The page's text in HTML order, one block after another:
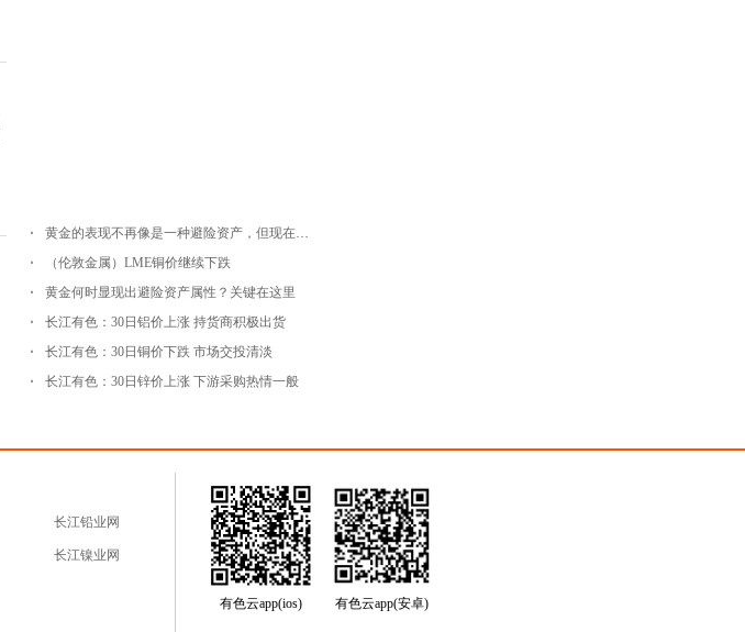
黄金的表现不再像是一种避险资产，但现在就是买入它的良机！
（伦敦金属）LME铜价继续下跌
黄金何时显现出避险资产属性？关键在这里
长江有色：30日铝价上涨 持货商积极出货
长江有色：30日铜价下跌 市场交投清淡
长江有色：30日锌价上涨 下游采购热情一般
长江铅业网
长江镍业网
有色云app(ios) 有色云app(安卓)